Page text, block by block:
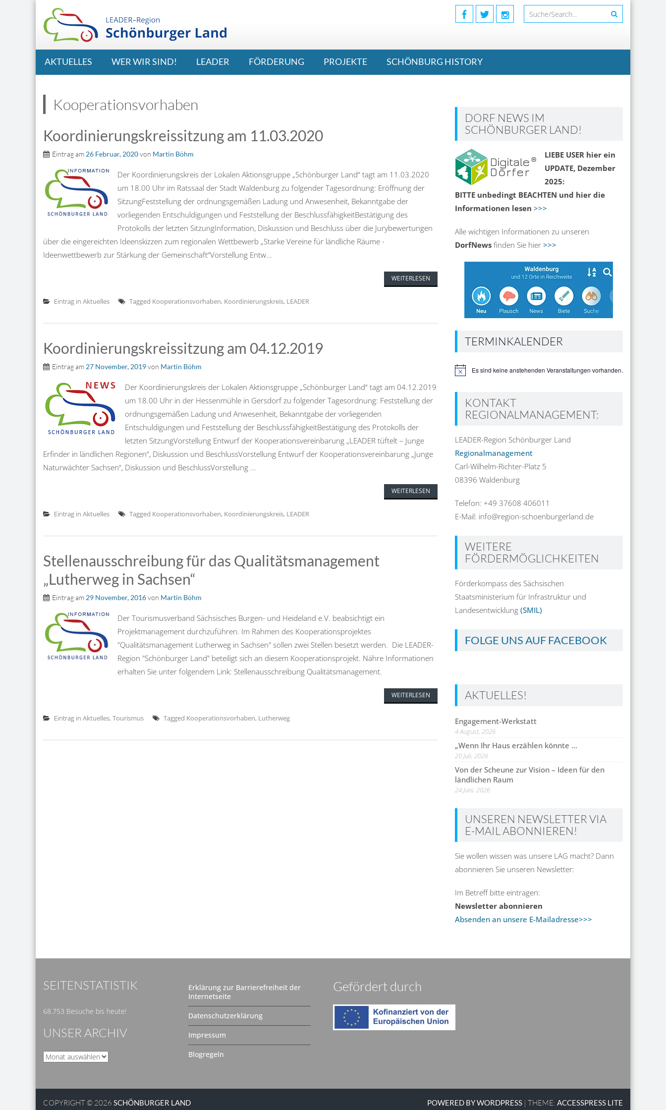
AKTUELLES WER WIR SIND! LEADER FÖRDERUNG PROJEKTE SCHÖNBURG HISTORY
Kooperationsvorhaben
Koordinierungskreissitzung am 11.03.2020
Eintrag am 26 Februar, 2020von Martin Böhm
Der Koordinierungskreis der Lokalen Aktionsgruppe „Schönburger Land“ tagt am 11.03.2020
um 18.00 Uhr im Ratssaal der Stadt Waldenburg zu folgender Tagesordnung: Eröffnung der
SitzungFeststellung der ordnungsgemäßen Ladung und Anwesenheit, Bekanntgabe der
vorliegenden Entschuldigungen und Feststellung der BeschlussfähigkeitBestätigung des
Protokolls der letzten SitzungInformation, Diskussion und Beschluss über die Jurybewertungen
über die eingereichten Ideenskizzen zum regionalen Wettbewerb „Starke Vereine für ländliche Räume -
Ideenwettbewerb zur Stärkung der Gemeinschaft“Vorstellung Entw...
WEITERLESEN
Eintrag in Aktuelles Tagged Kooperationsvorhaben, Koordinierungskreis, LEADER
Koordinierungskreissitzung am 04.12.2019
Eintrag am 27 November, 2019von Martin Böhm
Der Koordinierungskreis der Lokalen Aktionsgruppe „Schönburger Land“ tagt am 04.12.2019
um 18.00 Uhr in der Hessenmühle in Gersdorf zu folgender Tagesordnung: Feststellung der
ordnungsgemäßen Ladung und Anwesenheit, Bekanntgabe der vorliegenden
Entschuldigungen und Feststellung der BeschlussfähigkeitBestätigung des Protokolls der
letzten SitzungVorstellung Entwurf der Kooperationsvereinbarung „LEADER tüftelt – Junge
Erfinder in ländlichen Regionen“, Diskussion und BeschlussVorstellung Entwurf der Kooperationsvereinbarung „Junge
Naturwächter Sachsen“, Diskussion und BeschlussVorstellung ...
WEITERLESEN
Eintrag in Aktuelles Tagged Kooperationsvorhaben, Koordinierungskreis, LEADER
Stellenausschreibung für das Qualitätsmanagement
„Lutherweg in Sachsen“
Eintrag am 29 November, 2016von Martin Böhm
Der Tourismusverband Sächsisches Burgen- und Heideland e.V. beabsichtigt ein
Projektmanagement durchzuführen. Im Rahmen des Kooperationsprojektes
"Qualitätsmanagement Lutherweg in Sachsen" sollen zwei Stellen besetzt werden. Die LEADER-
Region "Schönburger Land" beteiligt sich an diesem Kooperationsprojekt. Nähre Informationen
erhalten Sie unter folgendem Link: Stellenausschreibung Qualitätsmanagement.
WEITERLESEN
Eintrag in Aktuelles, Tourismus Tagged Kooperationsvorhaben, Lutherweg
DORF NEWS IM
SCHÖNBURGER LAND!
LIEBE USER hier ein
UPDATE, Dezember
2025:
BITTE unbedingt BEACHTEN und hier die
Informationen lesen >>>
Alle wichtigen Informationen zu unseren
DorfNewsfinden Sie hier >>>
TERMINKALENDER
HinweisEs sind keine anstehenden Veranstaltungen vorhanden.
KONTAKT
REGIONALMANAGEMENT:
LEADER-Region Schönburger Land
Regionalmanagement
Carl-Wilhelm-Richter-Platz 5
08396 Waldenburg
Telefon: +49 37608 406011
E-Mail: info@region-schoenburgerland.de
WEITERE
FÖRDERMÖGLICHKEITEN
Förderkompass des Sächsischen
Staatsministerium für Infrastruktur und
Landesentwicklung (SMIL)
FOLGE UNS AUF FACEBOOK
AKTUELLES!
Engagement-Werkstatt
4 August, 2026
„Wenn Ihr Haus erzählen könnte …
20 Juli, 2026
Von der Scheune zur Vision – Ideen für den
ländlichen Raum
24 Juni, 2026
UNSEREN NEWSLETTER VIA
E-MAIL ABONNIEREN!
Sie wollen wissen was unsere LAG macht? Dann
abonnieren Sie unseren Newsletter:
Im Betreff bitte eintragen:
Newsletter abonnieren
Absenden an unsere E-Mailadresse>>>
SEITENSTATISTIK
68.753 Besuche bis heute!
UNSER ARCHIV
Unser
Erklärung zur Barrierefreiheit der
Internetseite
Datenschutzerklärung
Impressum
Blogregeln
Gefördert durch
POWERED BY WORDPRESS | THEME: ACCESSPRESS LITE
COPYRIGHT © 2026 SCHÖNBURGER LAND